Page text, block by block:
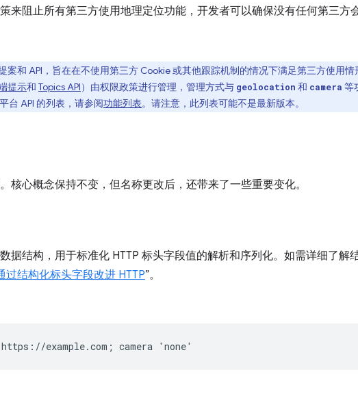
来阻止所有第三方使用地理定位功能，开发者可以确保没有任何第三方
案和 API，旨在在不使用第三方 Cookie 或其他跟踪机制的情况下满足第三方使用情
提示和 Topics API）由权限政策进行管理，管理方式与 geolocation 和 camera 等
台 API 的列表，请参阅功能列表。请注意，此列表可能不是最新版本。
核心概念保持不变，但名称更改后，还带来了一些重要变化。
据结构，用于标准化 HTTP 标头字段值的解析和序列化。如需详细了解
过结构化标头字段改进 HTTP”。
example.com; camera 'none'